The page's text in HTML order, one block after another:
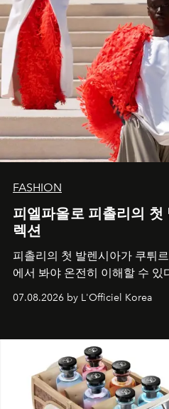
FASHION
피엘파올로 피촐리의 첫
렉션
피촐리의 첫 발렌시아가 쿠튀
에서 봐야 온전히 이해할 수 있
07.08.2026 by L'Officiel Korea